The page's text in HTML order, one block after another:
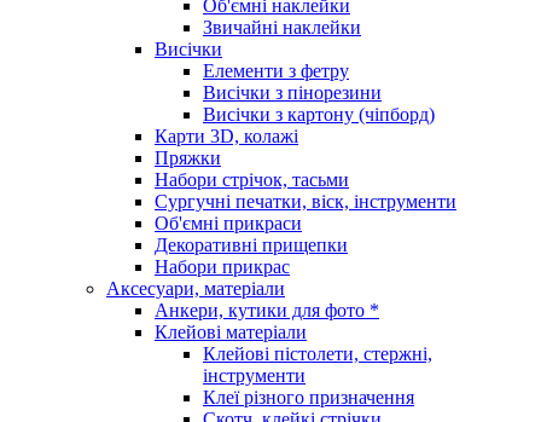
Об'ємні наклейки
Звичайні наклейки
Висічки
Елементи з фетру
Висічки з пінорезини
Висічки з картону (чіпборд)
Карти 3D, колажі
Пряжки
Набори стрічок, тасьми
Сургучні печатки, віск, інструменти
Об'ємні прикраси
Декоративні прищепки
Набори прикрас
Аксесуари, матеріали
Анкери, кутики для фото *
Клейові матеріали
Клейові пістолети, стержні,
інструменти
Клеї різного призначення